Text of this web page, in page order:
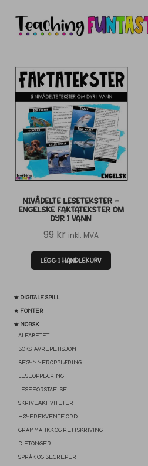
Hopp
til
Hopp
til
MIN KONTO
GRATIS
BUTIKK
LISENSER
TIPSHJØRNET
★ DIGITALE SPILL
★ FONTER
★ NORSK
ALFABETET
BOKSTAVREPETISJON
BEGYNNEROPPLÆRING
LESEOPPLÆRING
LESEFORSTÅELSE
SKRIVEAKTIVITETER
HØYFREKVENTE ORD
GRAMMATIKK OG RETTSKRIVING
DIFTONGER
SPRÅK OG BEGREPER
NIVÅDELTE LESETEKSTER –
ENGELSKE FAKTATEKSTER OM
DYR I VANN
99 kr inkl. MVA
LEGG I HANDLEKURV